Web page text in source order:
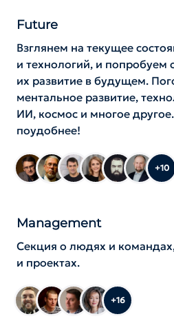
Future
Взглянем на текущее
и технологий, и попробуем
их развитие в будущем.
ментальное развитие,
ИИ, космос и многое
поудобнее!
+10
Management
Секция о людях и
и проектах.
+16